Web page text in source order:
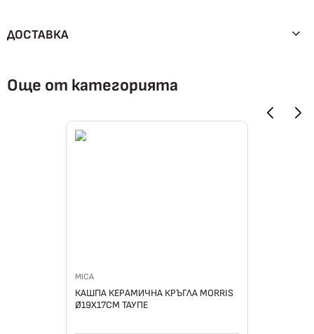
ДОСТАВКА
Още от категорията
MICA
КАШПА КЕРАМИЧНА КРЪГЛА MORRIS
Ø19Х17СМ ТАУПЕ